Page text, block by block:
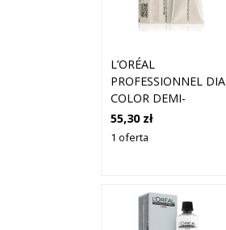
L’ORÉAL
PROFESSIONNEL DIA
COLOR DEMI-
PERMANENTNA
FARBA DO WŁOSÓW
55,30 zł
1 oferta